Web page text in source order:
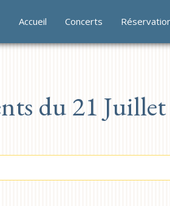
Accueil Concerts
du 21